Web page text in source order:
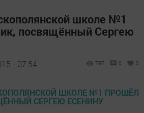
школе №1
посвящённый Сергею
- 07:54 797 0 0